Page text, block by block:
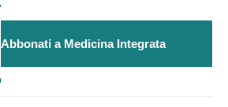
Abbonati a Medicina Integrata